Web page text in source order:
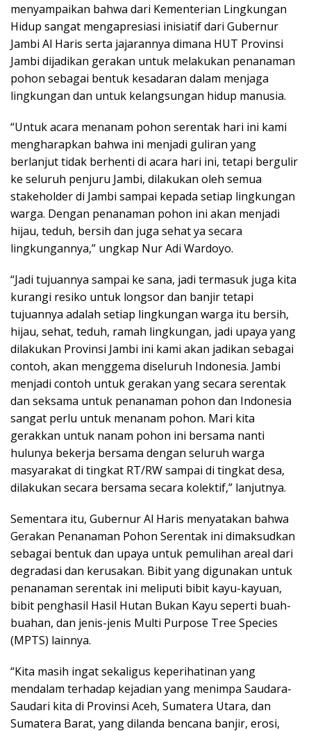
menyampaikan bahwa dari Kementerian Lingkungan
Hidup sangat mengapresiasi inisiatif dari Gubernur
Jambi Al Haris serta jajarannya dimana HUT Provinsi
Jambi dijadikan gerakan untuk melakukan penanaman
pohon sebagai bentuk kesadaran dalam menjaga
lingkungan dan untuk kelangsungan hidup manusia.
“Untuk acara menanam pohon serentak hari ini kami
mengharapkan bahwa ini menjadi guliran yang
berlanjut tidak berhenti di acara hari ini, tetapi bergulir
ke seluruh penjuru Jambi, dilakukan oleh semua
stakeholder di Jambi sampai kepada setiap lingkungan
warga. Dengan penanaman pohon ini akan menjadi
hijau, teduh, bersih dan juga sehat ya secara
lingkungannya,” ungkap Nur Adi Wardoyo.
“Jadi tujuannya sampai ke sana, jadi termasuk juga kita
kurangi resiko untuk longsor dan banjir tetapi
tujuannya adalah setiap lingkungan warga itu bersih,
hijau, sehat, teduh, ramah lingkungan, jadi upaya yang
dilakukan Provinsi Jambi ini kami akan jadikan sebagai
contoh, akan menggema diseluruh Indonesia. Jambi
menjadi contoh untuk gerakan yang secara serentak
dan seksama untuk penanaman pohon dan Indonesia
sangat perlu untuk menanam pohon. Mari kita
gerakkan untuk nanam pohon ini bersama nanti
hulunya bekerja bersama dengan seluruh warga
masyarakat di tingkat RT/RW sampai di tingkat desa,
dilakukan secara bersama secara kolektif,” lanjutnya.
Sementara itu, Gubernur Al Haris menyatakan bahwa
Gerakan Penanaman Pohon Serentak ini dimaksudkan
sebagai bentuk dan upaya untuk pemulihan areal dari
degradasi dan kerusakan. Bibit yang digunakan untuk
penanaman serentak ini meliputi bibit kayu-kayuan,
bibit penghasil Hasil Hutan Bukan Kayu seperti buah-
buahan, dan jenis-jenis Multi Purpose Tree Species
(MPTS) lainnya.
“Kita masih ingat sekaligus keperihatinan yang
mendalam terhadap kejadian yang menimpa Saudara-
Saudari kita di Provinsi Aceh, Sumatera Utara, dan
Sumatera Barat, yang dilanda bencana banjir, erosi,